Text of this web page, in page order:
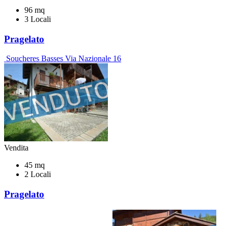
96 mq
3 Locali
Pragelato
Soucheres Basses Via Nazionale 16
Vendita
45 mq
2 Locali
Pragelato